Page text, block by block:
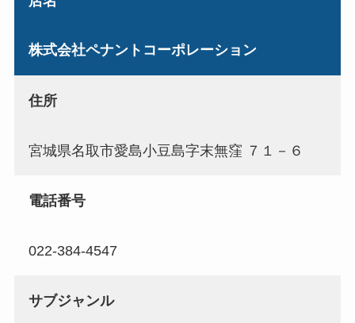
株式会社ペナントコーポレーション
住所
宮城県名取市愛島小豆島字末無窪 ７１－６
電話番号
022-384-4547
サブジャンル